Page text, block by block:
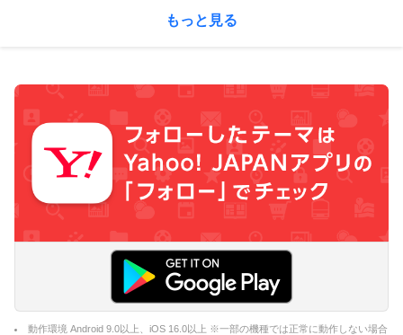
もっと見る
動作環境 Android 9.0以上、iOS 16.0以上 ※一部の機種では正常に動作しない場合